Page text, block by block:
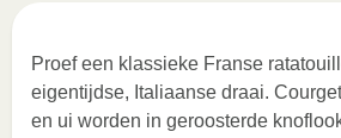
Proef een klassieke Franse
eigentijdse, Italiaanse draai.
en ui worden in geroosterde